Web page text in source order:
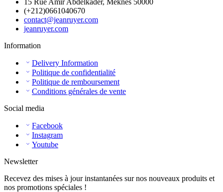
(+212)0661040670
contact@jeanruyer.com
jeanruyer.com
Information
Delivery Information
Politique de confidentialité
Politique de remboursement
Conditions générales de vente
Social media
Facebook
Instagram
Youtube
Newsletter
Recevez des mises à jour instantanées sur nos nouveaux produits et
nos promotions spéciales !